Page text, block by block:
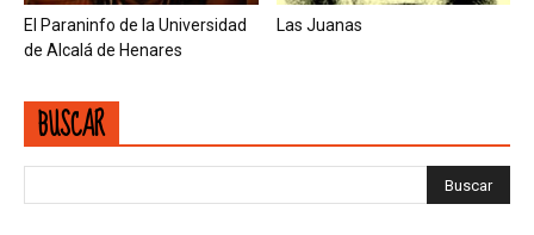
El Paraninfo de la Universidad
de Alcalá de Henares
Las Juanas
BUSCAR